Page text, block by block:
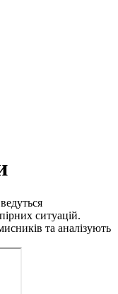
ситуацій.
та аналізують